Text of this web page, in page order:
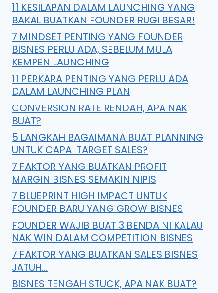
11 KESILAPAN DALAM LAUNCHING YANG
BAKAL BUATKAN FOUNDER RUGI BESAR!
7 MINDSET PENTING YANG FOUNDER
BISNES PERLU ADA, SEBELUM MULA
KEMPEN LAUNCHING
11 PERKARA PENTING YANG PERLU ADA
DALAM LAUNCHING PLAN
CONVERSION RATE RENDAH, APA NAK
BUAT?
5 LANGKAH BAGAIMANA BUAT PLANNING
UNTUK CAPAI TARGET SALES?
7 FAKTOR YANG BUATKAN PROFIT
MARGIN BISNES SEMAKIN NIPIS
7 BLUEPRINT HIGH IMPACT UNTUK
FOUNDER BARU YANG GROW BISNES
FOUNDER WAJIB BUAT 3 BENDA NI KALAU
NAK WIN DALAM COMPETITION BISNES
7 FAKTOR YANG BUATKAN SALES BISNES
JATUH…
BISNES TENGAH STUCK, APA NAK BUAT?